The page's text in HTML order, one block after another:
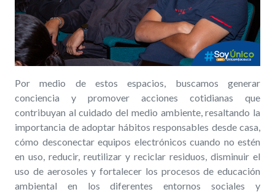
Por medio de estos espacios, buscamos generar
conciencia y promover acciones cotidianas que
contribuyan al cuidado del medio ambiente, resaltando la
importancia de adoptar hábitos responsables desde casa,
cómo desconectar equipos electrónicos cuando no estén
en uso, reducir, reutilizar y reciclar residuos, disminuir el
uso de aerosoles y fortalecer los procesos de educación
ambiental en los diferentes entornos sociales y